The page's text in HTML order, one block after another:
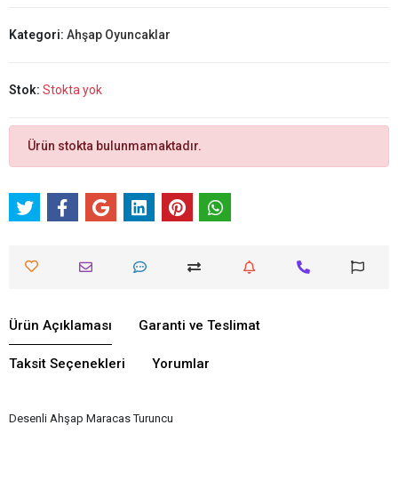
Kategori: Ahşap Oyuncaklar
Stok: Stokta yok
Ürün stokta bulunmamaktadır.
Ürün Açıklaması Garanti ve Teslimat
Taksit Seçenekleri Yorumlar
Desenli Ahşap Maracas Turuncu